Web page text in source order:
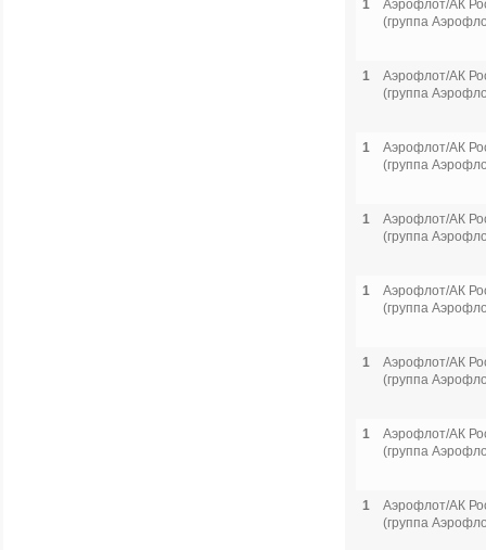
1
Аэрофлот/АК
(группа
1
Аэрофлот/АК
(группа
1
Аэрофлот/АК
(группа
1
Аэрофлот/АК
(группа
1
Аэрофлот/АК
(группа
1
Аэрофлот/АК
(группа
1
Аэрофлот/АК
(группа
1
Аэрофлот/АК
(группа